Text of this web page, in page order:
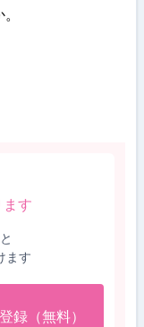
す
ます
録（無料）